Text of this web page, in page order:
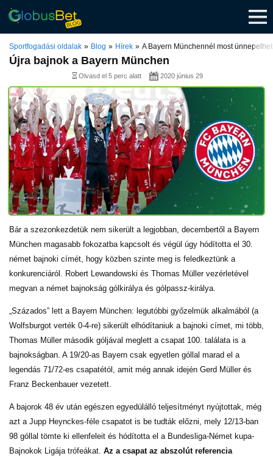
Skip
content
Sportfogadási oldalak Blog Hírek A Bayern Münchennél most
Újra bajnok a Bayern München
Olvasd el 5 perc alatt 2020 június 29
Bár a szezonkezdetük nem sikerült a legjobban, decembertől a Bayern
München magasabb fokozatba kapcsolt és végül úgy hódította el 30.
német bajnoki címét, hogy közben szinte meg is feledkeztünk a
konkurenciáról. Robert Lewandowski és Thomas Müller vezérletével
megvan a német bajnokság gólkirálya és gólpassz-királya.
„Százados” lett a Bayern München: legutóbbi győzelmük alkalmából (a
Wolfsburgot verték 0-4-re) sikerült elhódítaniuk a bajnoki címet, mi több,
Thomas Müller második góljával meglett a csapat 100. találata is a
bajnokságban. A 19/20-as Bayern csak egyetlen góllal marad el a
legendás 71/72-es csapatétól, amit még annak idején Gerd Müller és
Franz Beckenbauer vezetett.
A bajorok 48 év után egészen egyedülálló teljesítményt nyújtottak, még
azt a Jupp Heynckes-féle csapatot is be tudták előzni, mely 12/13-ban
98 góllal tömte ki ellenfeleit és hódította el a Bundesliga-Német kupa-
Bajnokok Ligája trófeákat. Az a csapat az abszolút referencia